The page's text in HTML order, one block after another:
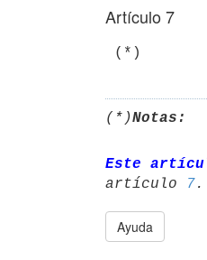
Artículo 7
(*)Notas:
Este
artículo
7
Ayuda